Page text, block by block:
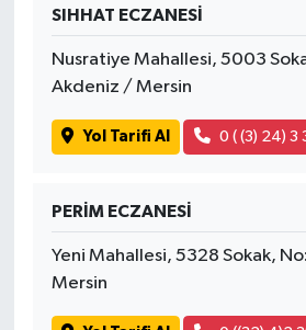
SIHHAT ECZANESİ
Nusratiye Mahallesi, 5003
Akdeniz / Mersin
Yol Tarifi Al 0 ( (3) 24) 3
PERİM ECZANESİ
Yeni Mahallesi, 5328 Sokak,
Mersin